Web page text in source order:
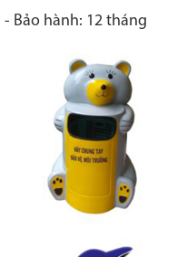
- Bảo hành: 12 tháng